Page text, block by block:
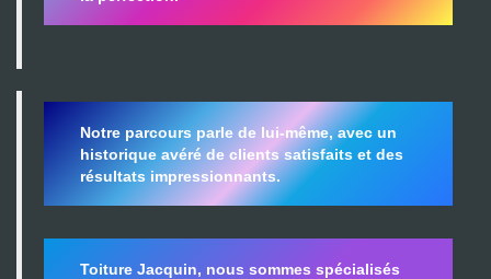
Notre parcours parle de lui-même, avec un
historique avéré de clients satisfaits et des
résultats impressionnants.
Toiture Jacquin, nous sommes spécialisés